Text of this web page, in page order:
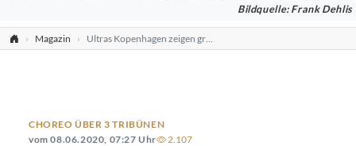
Bildquelle: Frank Dehlis
Magazin Ultras Kopenhagen zeigen große Choreo bei Geisterspiel
CHOREO ÜBER 3 TRIBÜNEN
vom 08.06.2020, 07:27 Uhr
2.107